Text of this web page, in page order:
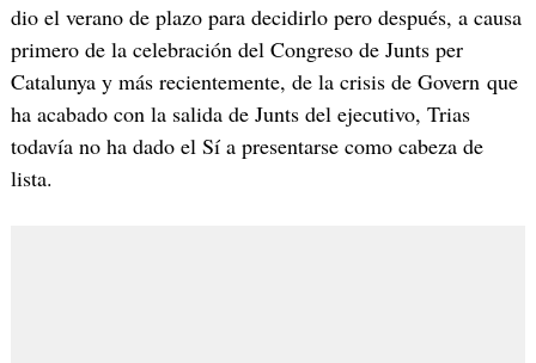
dio el verano de plazo para decidirlo pero después, a causa
primero de la celebración del Congreso de Junts per
Catalunya y más recientemente, de la crisis de Govern que
ha acabado con la salida de Junts del ejecutivo, Trias
todavía no ha dado el Sí a presentarse como cabeza de
lista.